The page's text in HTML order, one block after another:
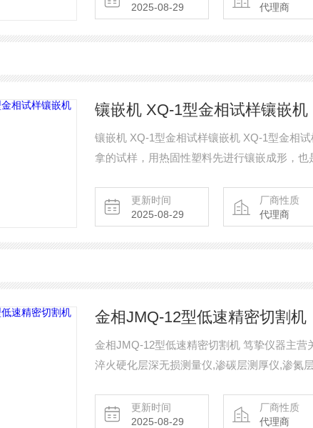
2025-08-29
代理商
镶嵌机 XQ-1型金相试样镶嵌机
镶嵌机 XQ-1型金相试样镶嵌机 XQ-1型金相
拿的试样，用热固性塑料先进行镶嵌成形，也
更新时间
2025-08-29
厂商性质
代理商
金相JMQ-12型低速精密切割机
金相JMQ-12型低速精密切割机 笃挚仪器主
淬火硬化层深无损测量仪,渗碳层测厚仪,渗氮
像仪等精密仪器。
更新时间
2025-08-29
厂商性质
代理商